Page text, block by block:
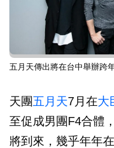
五月天傳出將在台中舉辦跨
天團五月天7月在大
至促成男團F4合體
將到來，幾乎年年